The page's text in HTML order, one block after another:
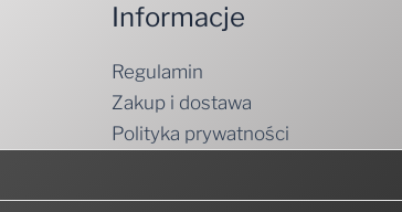
Informacje
Regulamin
Zakup i dostawa
Polityka prywatności